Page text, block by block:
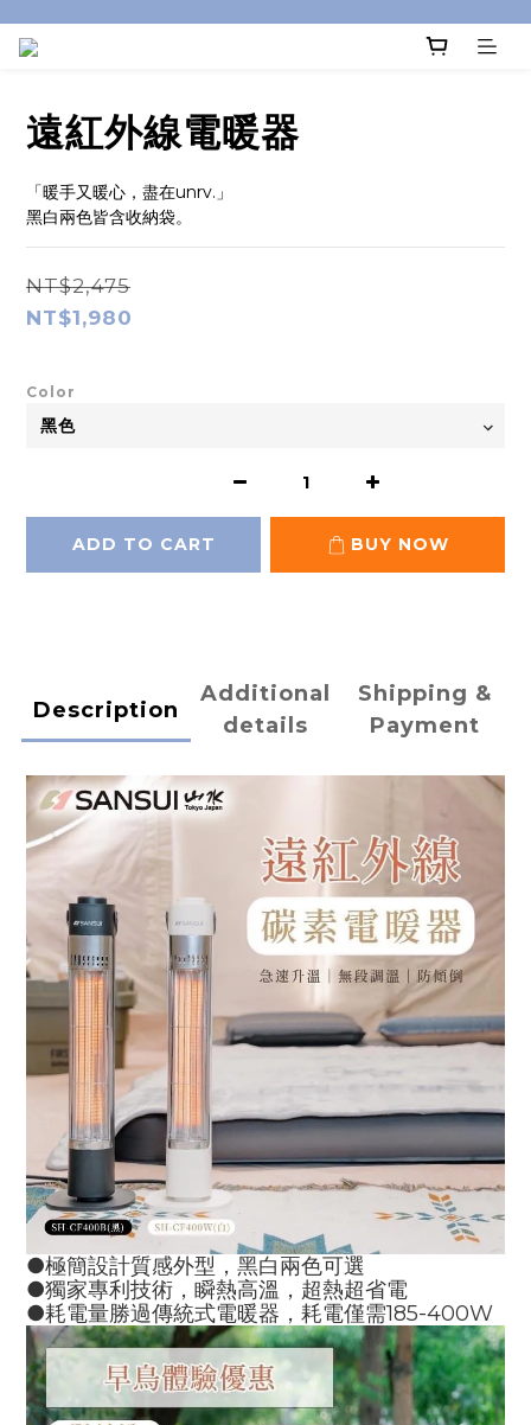
遠紅外線電暖器
「暖手又暖心，盡在unrv.」
黑白兩色皆含收納袋。
NT$2,475
NT$1,980
Color
ADD TO CART BUY NOW
Description
Additional
details
Shipping &
Payment
●極簡設計質感外型，黑白兩色可選
●獨家專利技術，瞬熱高溫，超熱超省電
●耗電量勝過傳統式電暖器，耗電僅需185-400W